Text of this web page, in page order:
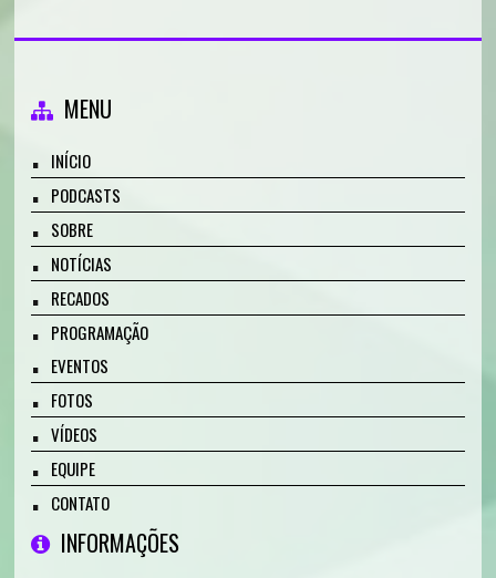
MENU
INÍCIO
PODCASTS
SOBRE
NOTÍCIAS
RECADOS
PROGRAMAÇÃO
EVENTOS
FOTOS
VÍDEOS
EQUIPE
CONTATO
INFORMAÇÕES